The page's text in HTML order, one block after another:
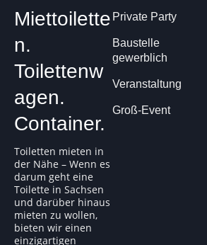
Miettoilette
n.
Toilettenw
agen.
Container.
Toiletten mieten in
der Nähe – Wenn es
darum geht eine
Toilette in Sachsen
und darüber hinaus
mieten zu wollen,
bieten wir einen
einzigartigen
Private Party
Baustelle
gewerblich
Veranstaltung
Groß-Event